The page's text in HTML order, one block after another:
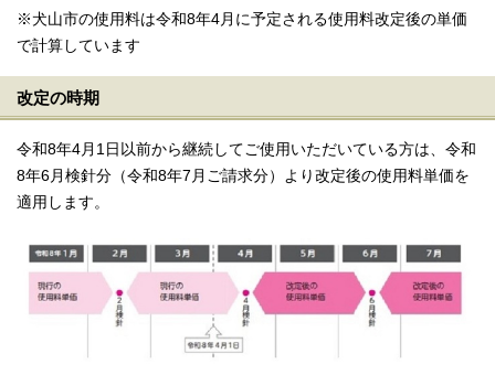
※犬山市の使用料は令和8年4月に予定される使用料改定後の単価
で計算しています
改定の時期
令和8年4月1日以前から継続してご使用いただいている方は、令和
8年6月検針分（令和8年7月ご請求分）より改定後の使用料単価を
適用します。